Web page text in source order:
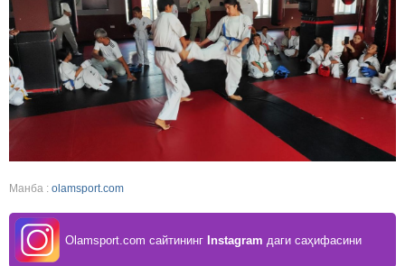
Манба : olamsport.com
Olamsport.com сайтининг Instagram даги саҳифасини